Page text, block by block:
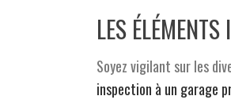
LES
Soyez vigilant sur les
inspection à un garage